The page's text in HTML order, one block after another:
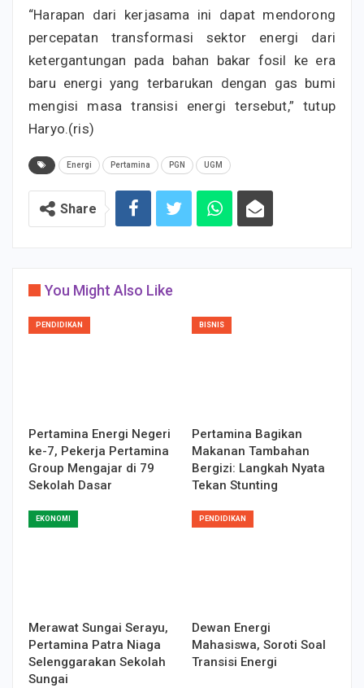
“Harapan dari kerjasama ini dapat mendorong
percepatan transformasi sektor energi dari
ketergantungan pada bahan bakar fosil ke era
baru energi yang terbarukan dengan gas bumi
mengisi masa transisi energi tersebut,” tutup
Haryo.(ris)
Energi Pertamina PGN UGM
Share
You Might Also Like
PENDIDIKAN
Pertamina Energi Negeri
ke-7, Pekerja Pertamina
Group Mengajar di 79
Sekolah Dasar
BISNIS
Pertamina Bagikan
Makanan Tambahan
Bergizi: Langkah Nyata
Tekan Stunting
EKONOMI
Merawat Sungai Serayu,
Pertamina Patra Niaga
Selenggarakan Sekolah
Sungai
PENDIDIKAN
Dewan Energi
Mahasiswa, Soroti Soal
Transisi Energi